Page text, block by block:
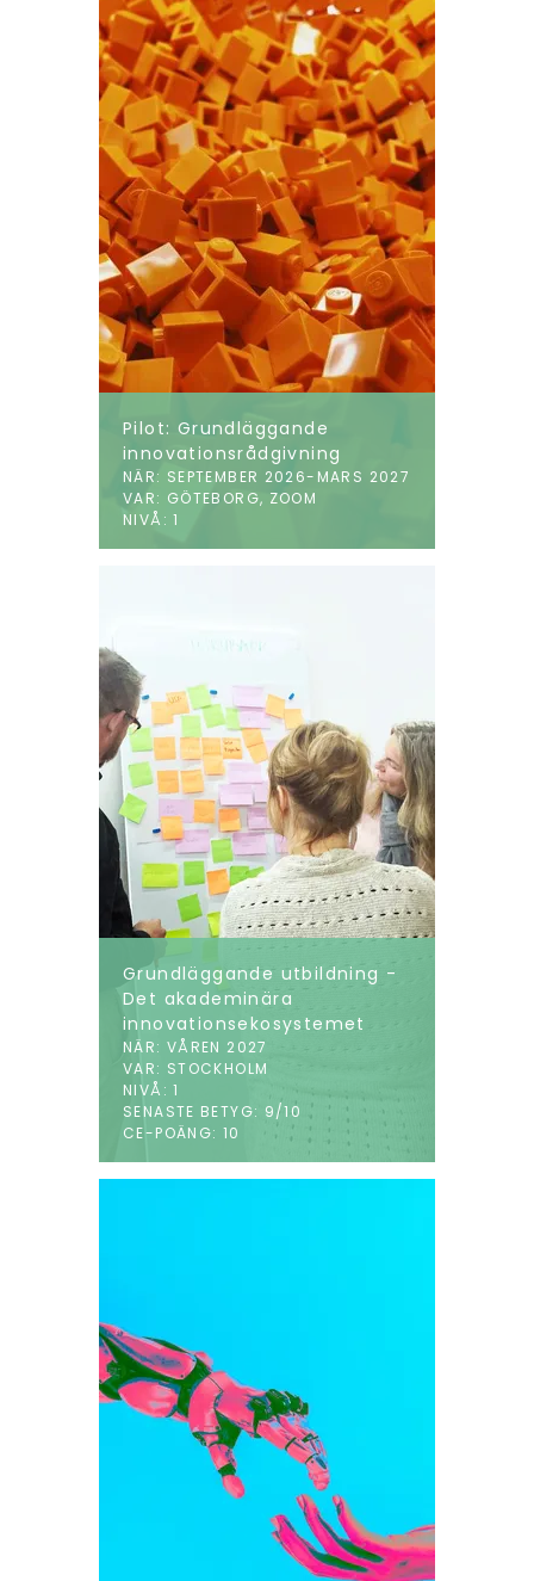
Pilot: Grundläggande
innovationsrådgivning
NÄR: SEPTEMBER 2026-MARS 2027
VAR: GÖTEBORG, ZOOM
NIVÅ: 1
Grundläggande utbildning -
Det akademinära
innovationsekosystemet
NÄR: VÅREN 2027
VAR: STOCKHOLM
NIVÅ: 1
SENASTE BETYG: 9/10
CE-POÄNG: 10